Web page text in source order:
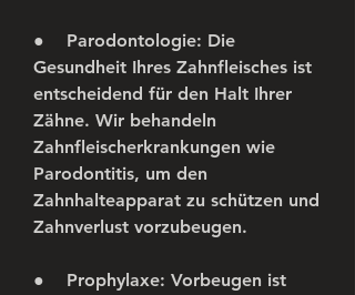
● Parodontologie: Die
Gesundheit Ihres Zahnfleisches ist
entscheidend für den Halt Ihrer
Zähne. Wir behandeln
Zahnfleischerkrankungen wie
Parodontitis, um den
Zahnhalteapparat zu schützen und
Zahnverlust vorzubeugen.
● Prophylaxe: Vorbeugen ist